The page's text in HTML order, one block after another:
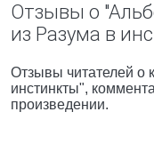
Отзывы о
из Разума в
Отзывы читателей о
инстинкты",
произведении.